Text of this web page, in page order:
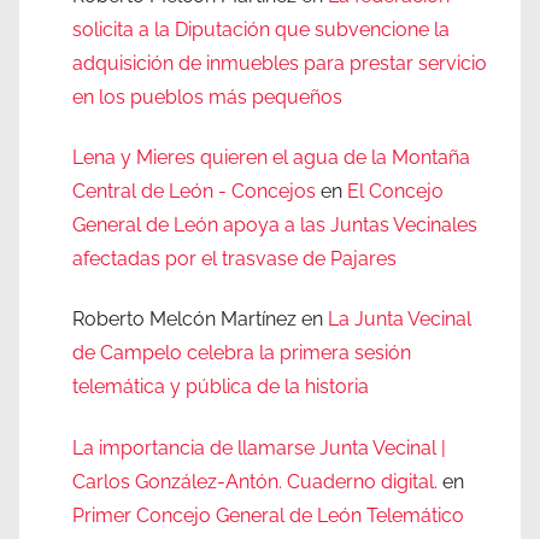
solicita a la Diputación que subvencione la
adquisición de inmuebles para prestar servicio
en los pueblos más pequeños
Lena y Mieres quieren el agua de la Montaña
Central de León - Concejos en El Concejo
General de León apoya a las Juntas Vecinales
afectadas por el trasvase de Pajares
Roberto Melcón Martínez en La Junta Vecinal
de Campelo celebra la primera sesión
telemática y pública de la historia
La importancia de llamarse Junta Vecinal |
Carlos González-Antón. Cuaderno digital. en
Primer Concejo General de León Telemático